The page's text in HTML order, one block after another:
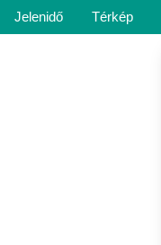
Jelenidő Térkép